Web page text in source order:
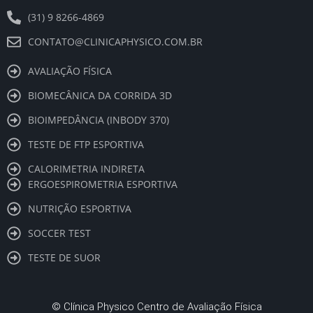
(31) 9 8266-4869
CONTATO@CLINICAPHYSICO.COM.BR
AVALIAÇÃO FÍSICA
BIOMECÂNICA DA CORRIDA 3D
BIOIMPEDÂNCIA (INBODY 370)
TESTE DE FTP ESPORTIVA
CALORIMETRIA INDIRETA
ERGOESPIROMETRIA ESPORTIVA
NUTRIÇÃO ESPORTIVA
SOCCER TEST
TESTE DE SUOR
© Clínica Physico Centro de Avaliação Física